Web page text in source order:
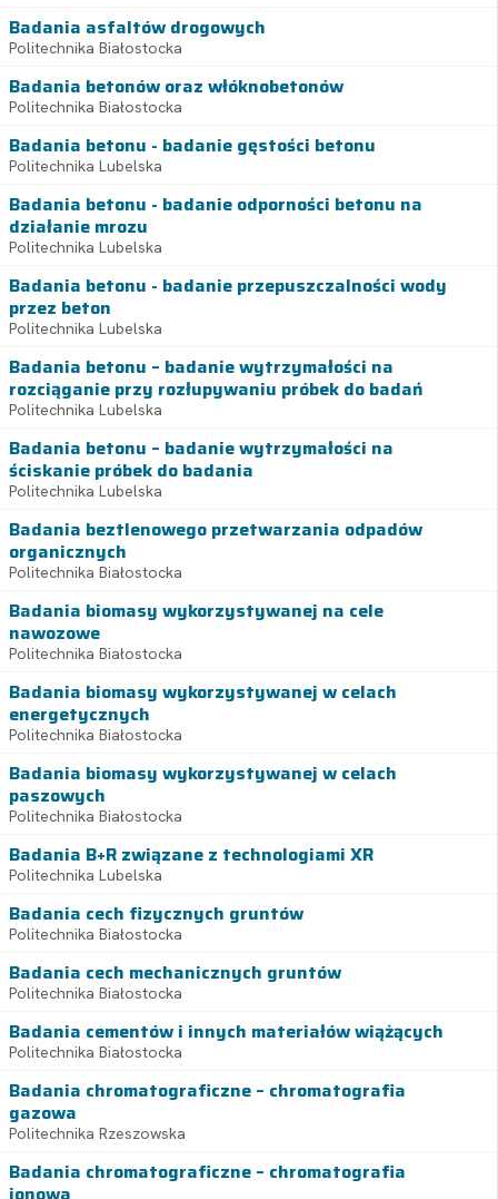
Badania asfaltów drogowych
Politechnika Białostocka
Badania betonów oraz włóknobetonów
Politechnika Białostocka
Badania betonu - badanie gęstości betonu
Politechnika Lubelska
Badania betonu - badanie odporności betonu na
działanie mrozu
Politechnika Lubelska
Badania betonu - badanie przepuszczalności wody
przez beton
Politechnika Lubelska
Badania betonu – badanie wytrzymałości na
rozciąganie przy rozłupywaniu próbek do badań
Politechnika Lubelska
Badania betonu – badanie wytrzymałości na
ściskanie próbek do badania
Politechnika Lubelska
Badania beztlenowego przetwarzania odpadów
organicznych
Politechnika Białostocka
Badania biomasy wykorzystywanej na cele
nawozowe
Politechnika Białostocka
Badania biomasy wykorzystywanej w celach
energetycznych
Politechnika Białostocka
Badania biomasy wykorzystywanej w celach
paszowych
Politechnika Białostocka
Badania B+R związane z technologiami XR
Politechnika Lubelska
Badania cech fizycznych gruntów
Politechnika Białostocka
Badania cech mechanicznych gruntów
Politechnika Białostocka
Badania cementów i innych materiałów wiążących
Politechnika Białostocka
Badania chromatograficzne – chromatografia
gazowa
Politechnika Rzeszowska
Badania chromatograficzne – chromatografia